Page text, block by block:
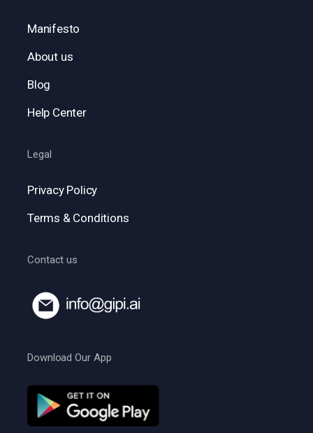
Manifesto
About us
Blog
Help Center
Legal
Privacy Policy
Terms & Conditions
Contact us
Download Our App